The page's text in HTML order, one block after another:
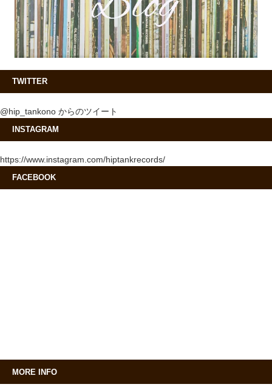
TWITTER
@hip_tankono からのツイート
INSTAGRAM
https://www.instagram.com/hiptankrecords/
FACEBOOK
MORE INFO